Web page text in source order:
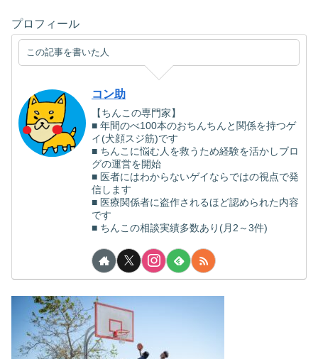
プロフィール
この記事を書いた人
コン助
【ちんこの専門家】
■ 年間のべ100本のおちんちんと関係を持つゲ
イ(犬顔スジ筋)です
■ ちんこに悩む人を救うため経験を活かしブロ
グの運営を開始
■ 医者にはわからないゲイならではの視点で発
信します
■ 医療関係者に盗作されるほど認められた内容
です
■ ちんこの相談実績多数あり(月2～3件)